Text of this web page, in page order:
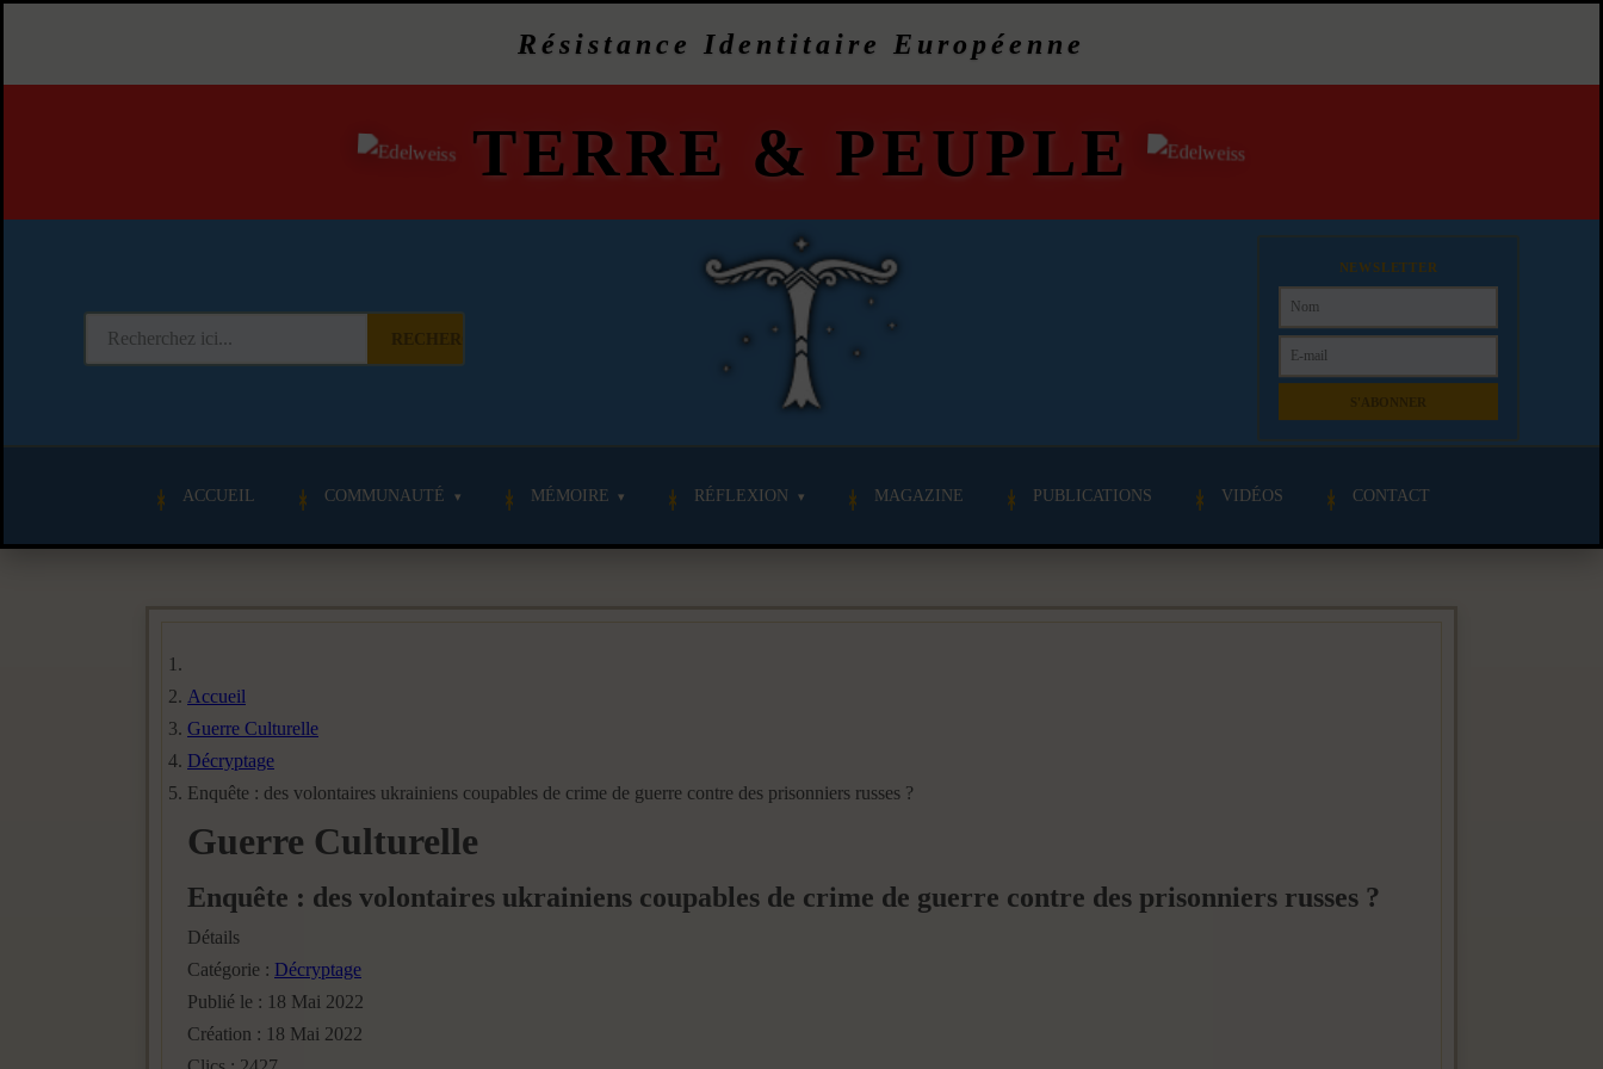
Résistance Identitaire Européenne
TERRE & PEUPLE
NEWSLETTER
ACCUEIL COMMUNAUTÉ MÉMOIRE RÉFLEXION MAGAZINE PUBLICATIONS VIDÉOS CONTACT
Accueil
Guerre Culturelle
Décryptage
Enquête : des volontaires ukrainiens coupables de crime de guerre contre des prisonniers russes ?
Guerre Culturelle
Enquête : des volontaires ukrainiens coupables de crime de guerre contre des prisonniers russes ?
Détails
Catégorie : Décryptage
Publié le : 18 Mai 2022
Création : 18 Mai 2022